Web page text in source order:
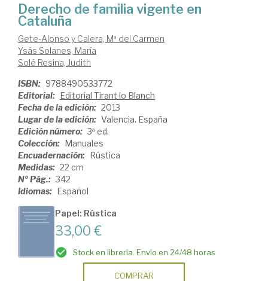
Derecho de familia vigente en
Cataluña
Gete-Alonso y Calera, Mª del Carmen
Ysás Solanes, María
Solé Resina, Judith
ISBN: 9788490533772
Editorial: Editorial Tirant lo Blanch
Fecha de la edición: 2013
Lugar de la edición: Valencia. España
Edición número: 3ª ed.
Colección: Manuales
Encuadernación: Rústica
Medidas: 22 cm
Nº Pág.: 342
Idiomas: Español
Papel: Rústica
33,00 €
Stock en librería. Envío en 24/48 horas
COMPRAR